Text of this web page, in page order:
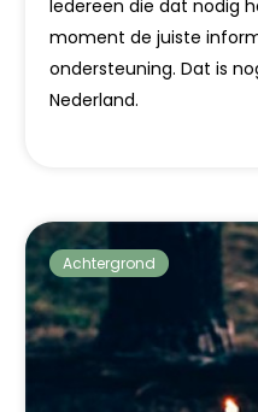
Iedereen die dat nodig
moment de juiste
ondersteuning. Dat is
Nederland.
Achtergrond